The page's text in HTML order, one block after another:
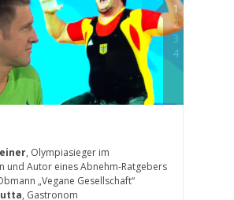
1
2
3
4
, Olympiasieger im
und Autor eines Abnehm-Ratgebers
„Vegane Gesellschaft“
, Gastronom